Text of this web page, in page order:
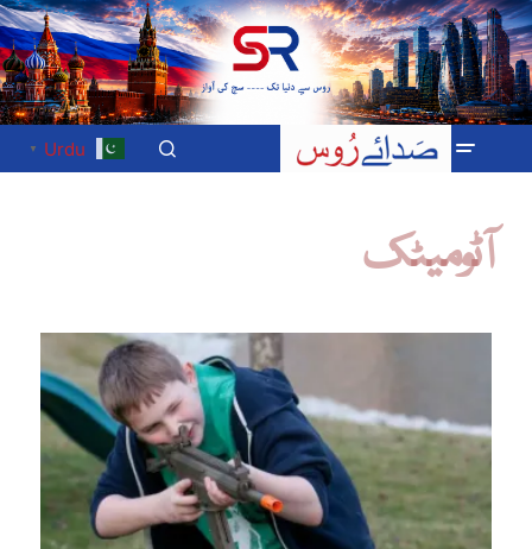
Urdu
▼
آٹومیٹک